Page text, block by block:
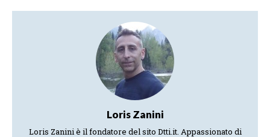
Loris Zanini
Loris Zanini è il fondatore del sito Dtti.it. Appassionato di